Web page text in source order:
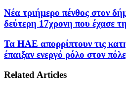
Νέα τριήμερο πένθος στον
δεύτερη 17χρονη που έχασε
Τα ΗΑΕ απορρίπτουν τις
έπαιξαν ενεργό ρόλο στον
Related Articles